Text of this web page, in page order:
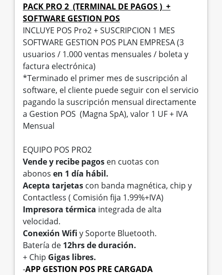
PACK PRO 2 (TERMINAL DE PAGOS ) +
SOFTWARE GESTION POS
INCLUYE POS Pro2 + SUSCRIPCION 1 MES
SOFTWARE GESTION POS PLAN EMPRESA (3
usuarios / 1.000 ventas mensuales / boleta y
factura electrónica)
*Terminado el primer mes de suscripción al
software, el cliente puede seguir con el servicio
pagando la suscripción mensual directamente
a Gestion POS (Magna SpA), valor 1 UF + IVA
Mensual
EQUIPO POS PRO2
Vende y recibe pagos en cuotas con
abonos en 1 día hábil.
Acepta tarjetas con banda magnética, chip y
Contactless ( Comisión fija 1.99%+IVA)
Impresora térmica integrada de alta
velocidad.
Conexión Wifi y Soporte Bluetooth.
Batería de 12hrs de duración.
+ Chip Gigas libres.
-APP GESTION POS PRE CARGADA